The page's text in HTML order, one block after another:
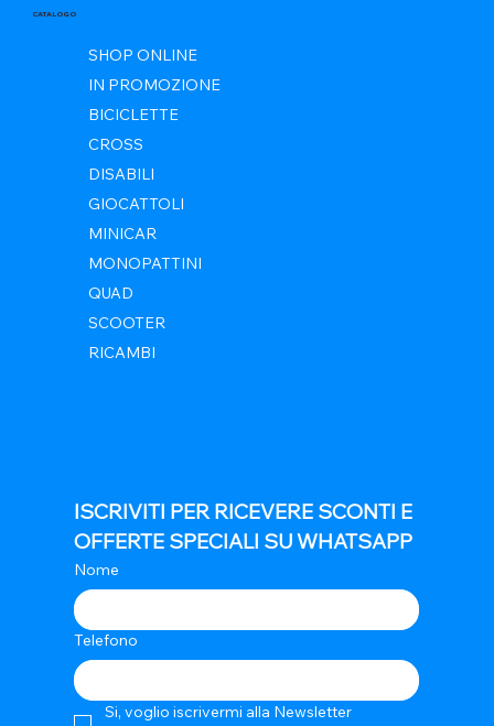
CATALOGO
SHOP ONLINE
IN PROMOZIONE
BICICLETTE
CROSS
DISABILI
GIOCATTOLI
MINICAR
MONOPATTINI
QUAD
SCOOTER
RICAMBI
ISCRIVITI PER RICEVERE SCONTI E
OFFERTE SPECIALI SU WHATSAPP
Nome
Telefono
Si, voglio iscrivermi alla Newsletter